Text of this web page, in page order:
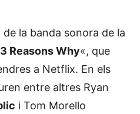
la banda sonora de la
Reasons Why«, que
a Netflix. En els
entre altres Ryan
i Tom Morello